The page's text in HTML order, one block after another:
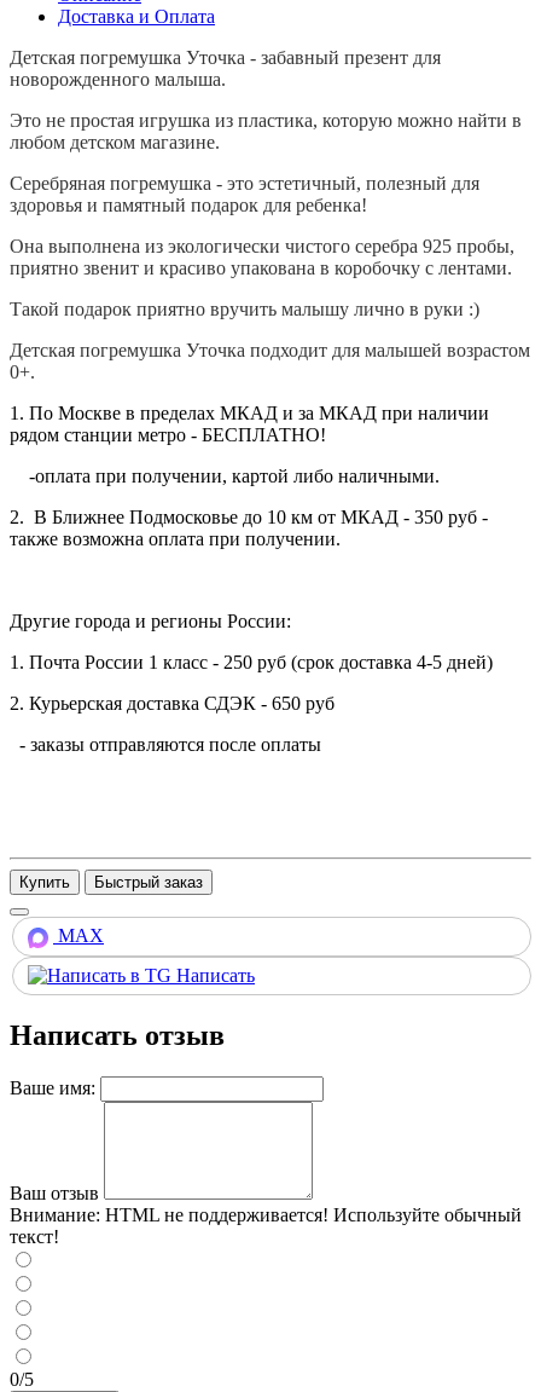
Доставка и Оплата
Детская погремушка Уточка - забавный презент для
новорожденного малыша.
Это не простая игрушка из пластика, которую можно найти в
любом детском магазине.
Серебряная погремушка - это эстетичный, полезный для
здоровья и памятный подарок для ребенка!
Она выполнена из экологически чистого серебра 925 пробы,
приятно звенит и красиво упакована в коробочку с лентами.
Такой подарок приятно вручить малышу лично в руки :)
Детская погремушка Уточка подходит для малышей возрастом
0+.
1. По Москве в пределах МКАД и за МКАД при наличии
рядом станции метро - БЕСПЛАТНО!
-оплата при получении, картой либо наличными.
2. В Ближнее Подмосковье до 10 км от МКАД - 350 руб -
также возможна оплата при получении.
Другие города и регионы России:
1. Почта России 1 класс - 250 руб (срок доставка 4-5 дней)
2. Курьерская доставка СДЭК - 650 руб
- заказы отправляются после оплаты
Купить
MAX
Написать
Написать отзыв
Ваше имя:
Ваш отзыв
Внимание: HTML не поддерживается! Используйте обычный
текст!
0/5